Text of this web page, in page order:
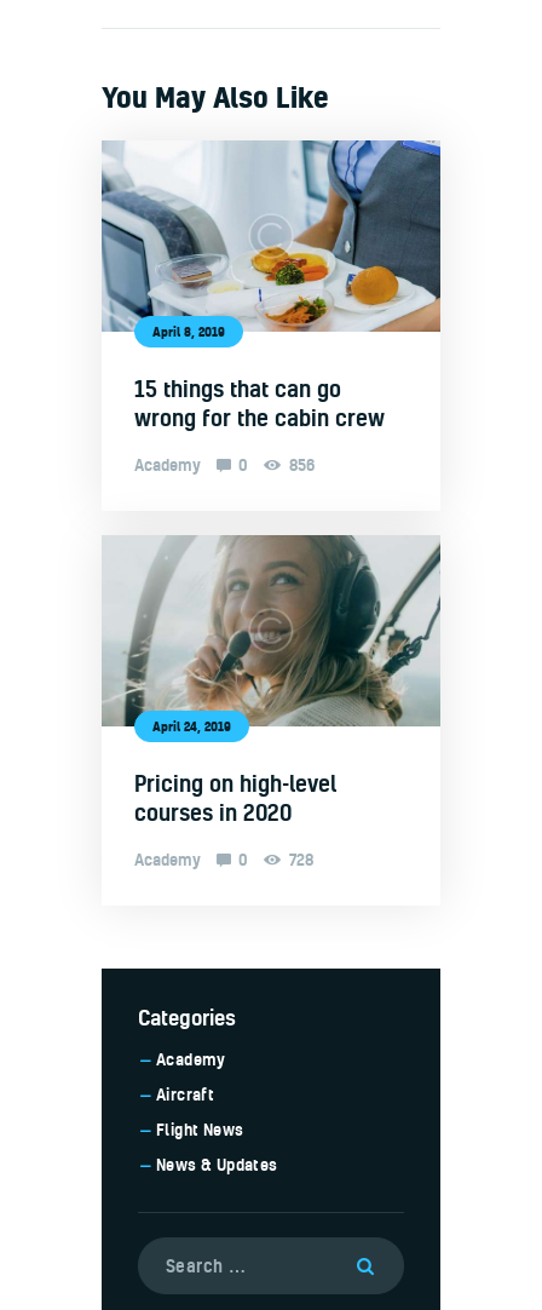
You May Also Like
April 8, 2019
15 things that can go
wrong for the cabin crew
Academy 0 856
April 24, 2019
Pricing on high-level
courses in 2020
Academy 0 728
Categories
Academy
Aircraft
Flight News
News & Updates